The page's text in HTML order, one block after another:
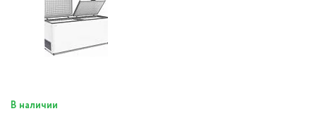
В наличии